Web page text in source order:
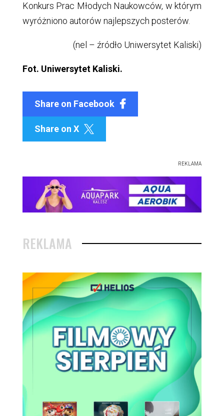
Konkurs Prac Młodych Naukowców, w którym
wyróżniono autorów najlepszych posterów.
(nel – źródło Uniwersytet Kaliski)
Fot. Uniwersytet Kaliski.
Share on Facebook
Share on X 
REKLAMA
REKLAMA